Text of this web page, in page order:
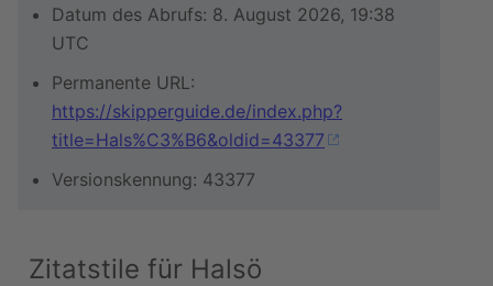
Datum des Abrufs: 8. August 2026, 19:38
UTC
Permanente URL:
https://skipperguide.de/index.php?
title=Hals%C3%B6&oldid=43377
Versionskennung: 43377
Zitatstile für Halsö